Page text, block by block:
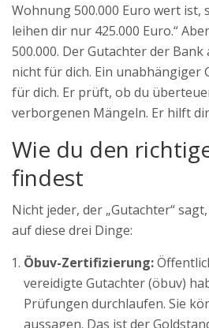
Wohnung 500.000 Euro wert ist,
leihen dir nur 425.000 Euro.“
500.000. Der Gutachter der
nicht für dich. Ein
für dich. Er prüft, ob du
verborgenen Mängeln. Er hilft
Wie du den
findest
Nicht jeder, der „Gutachter“
auf diese drei Dinge:
Öbuv-Zertifizierung:
vereidigte Gutachter (öbuv)
Prüfungen durchlaufen. Sie
aussagen. Das ist der